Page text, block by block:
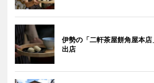
伊勢の「二軒茶屋餅角屋本
出店